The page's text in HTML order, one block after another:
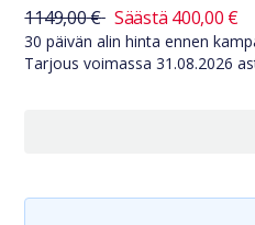
30 päivän alin hinta ennen
1149,00€ Säästä 400,00 €
30 päivän alin hinta ennen
Tarjous voimassa31.08.2026